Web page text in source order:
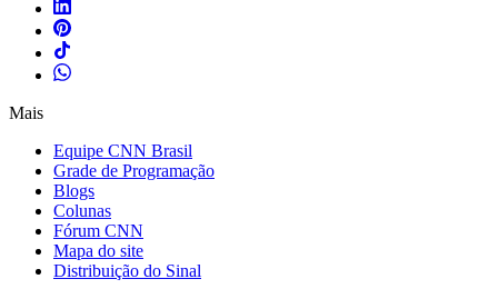
Mais
Equipe CNN Brasil
Grade de Programação
Blogs
Colunas
Fórum CNN
Mapa do site
Distribuição do Sinal